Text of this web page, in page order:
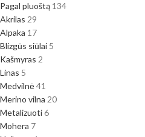
Pagal pluoštą 134
Akrilas 29
Alpaka 17
Blizgūs siūlai 5
Kašmyras 2
Linas 5
Medvilnė41
Merino vilna 20
Metalizuoti6
Mohera 7